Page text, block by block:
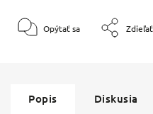
Opýtať sa Zdieľať
Popis Diskusia